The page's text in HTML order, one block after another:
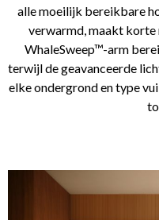
alle moeilijk bereikbare
verwarmd, maakt korte
WhaleSweep™-arm
terwijl de geavanceerde
elke ondergrond en type